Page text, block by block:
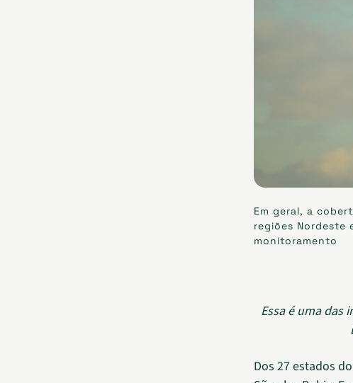
Em geral, a
regiões Nordeste
monitoramento
Essa é uma das
Dos 27 estados